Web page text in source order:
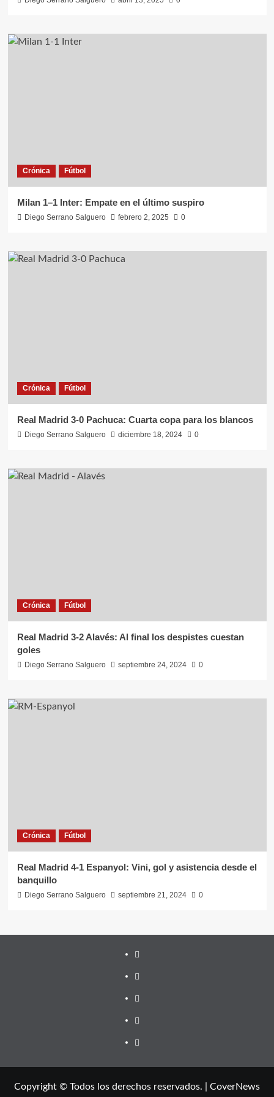
Crónica Fútbol
Milan 1–1 Inter: Empate en el último suspiro
Diego Serrano Salguero febrero 2, 2025 0
Crónica Fútbol
Real Madrid 3-0 Pachuca: Cuarta copa para los blancos
Diego Serrano Salguero diciembre 18, 2024 0
Crónica Fútbol
Real Madrid 3-2 Alavés: Al final los despistes cuestan
goles
Diego Serrano Salguero septiembre 24, 2024 0
Crónica Fútbol
Real Madrid 4-1 Espanyol: Vini, gol y asistencia desde el
banquillo
Diego Serrano Salguero septiembre 21, 2024 0
Youtube
Vimeo
Facebook
Twitter
¿Quién
Copyright © Todos los derechos reservados.
CoverNews